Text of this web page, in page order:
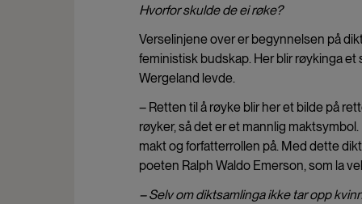
Hvorfor skulde de ei røke?
Verselinjene over er begynnelsen på
feministisk budskap. Her blir røykinga
Wergeland levde.
– Retten til å røyke blir her et bilde på
røyker, så det er et mannlig
makt og forfatterrollen på. Med dette
poeten Ralph Waldo Emerson, som la
– Selv om diktsamlinga ikke tar opp